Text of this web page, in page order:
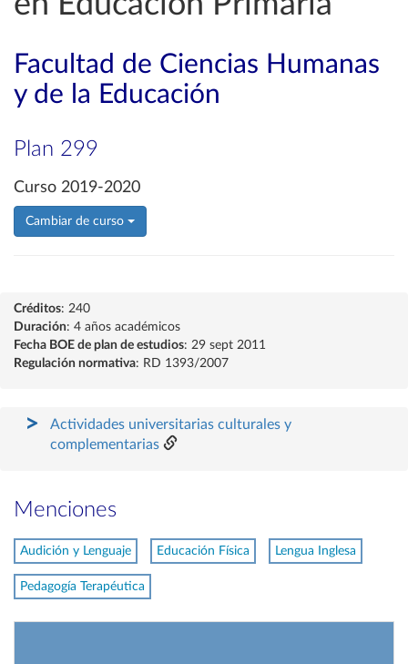
Facultad de Ciencias Humanas
y de la Educación
Plan 299
Curso 2019-2020
Cambiar de curso
Créditos: 240
Duración: 4 años académicos
Fecha BOE de plan de estudios: 29 sept 2011
Regulación normativa: RD 1393/2007
Actividades universitarias culturales y
complementarias
Menciones
Audición y Lenguaje Educación Física Lengua Inglesa
Pedagogía Terapéutica